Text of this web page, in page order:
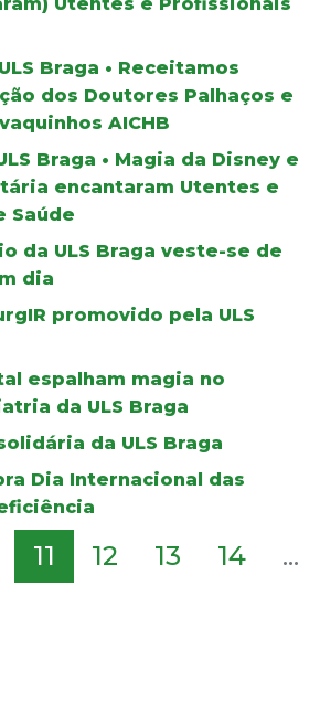
Braga • Receitamos
dos Doutores Palhaços e
AICHB
Braga • Magia da Disney e
encantaram Utentes e
Saúde
da ULS Braga veste-se de
dia
promovido pela ULS
espalham magia no
da ULS Braga
da ULS Braga
Dia Internacional das
11 12 13 14 ...